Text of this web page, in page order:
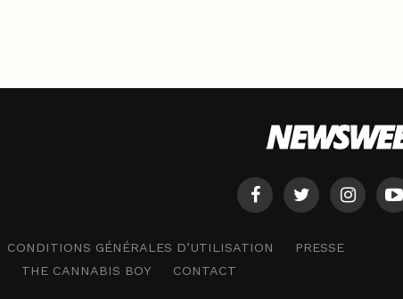
CONDITIONS GÉNÉRALES D’UTILISATION
PRESSE
THE CANNABIS BOY CONTACT